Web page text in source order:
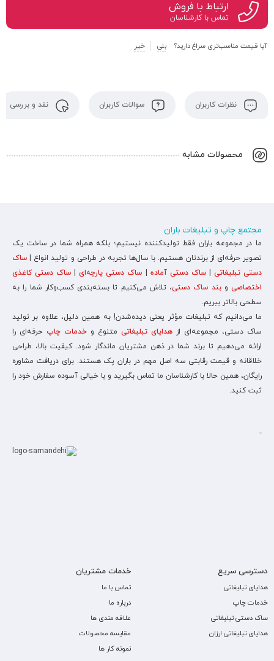
ارتباط با فروش
تماس با کارشناسان
آیا قیمت مناسب‌تری سراغ دارید؟ بلی خیر
نظرات کاربران سوالات کاربران نقد و بررسی
محصولات مشابه
مجتمع چاپ و تبلیغات باران
ما در مجموعه باران فقط تولیدکننده نیستیم؛ بلکه همراه شما در ساخت یک
تصویر حرفه‌ای از برندتان هستیم. با سال‌ها تجربه در طراحی و تولید انواع | ساک
دستی تبلیغاتی |ساک دستی آماده | ساک دستی پارچه‌ای| ساک دستی کاغذی
اختصاصی وبند ساک دستی، تلاش می‌کنیم تا بسته‌بندی کسب‌وکار شما را به
سطحی بالاتر ببریم.
ما می‌دانیم که تبلیغات مؤثر یعنی دیده‌شدن! به همین دلیل، علاوه بر تولید
ساک دستی، مجموعه‌ای از هدایای تبلیغاتی متنوع و خدمات چاپ حرفه‌ای را
ارائه می‌دهیم تا برند شما در ذهن مشتریان ماندگار شود. کیفیت بالا، طراحی
خلاقانه و قیمت رقابتی سه اصل مهم در باران پک هستند. برای دریافت مشاوره
رایگان، همین حالا با کارشناسان ما تماس بگیرید و با خیالی آسوده سفارش خود را
ثبت کنید.
دسترسی سریع
هدایای تبلیغاتی
خدمات چاپ
ساک دستی تبلیغاتی
هدایای تبلیغاتی ارزان
خدمات مشتریان
تماس با ما
درباره ما
علاقه مندی ها
مقایسه محصولات
نمونه کار ها